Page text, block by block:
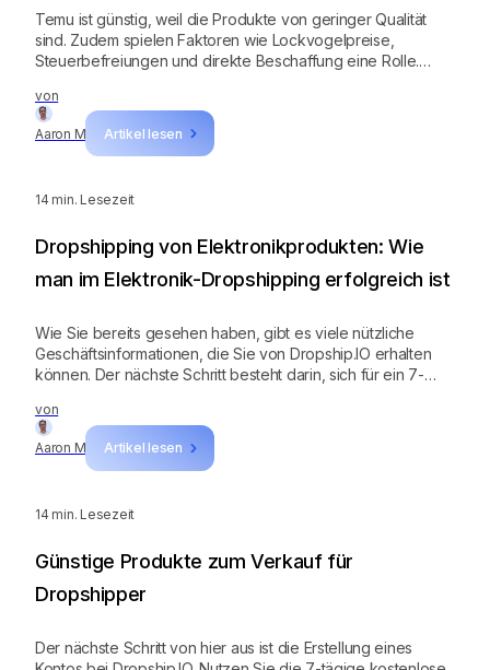
von
Aaron M Artikel lesen
Temu ist günstig, weil die Produkte von geringer Qualität
sind. Zudem spielen Faktoren wie Lockvogelpreise,
Steuerbefreiungen und direkte Beschaffung eine Rolle.
kannst hochwertige, aber günstige Produkte über
Dropship.IO beziehen. Melde dich jetzt an und nutze deine
7-tägige kostenlose Testphase, um erfolgreiche Produkte
14 min. Lesezeit
von
Aaron M Artikel lesen
Dropshipping von Elektronikprodukten: Wie
man im Elektronik-Dropshipping erfolgreich ist
Wie Sie bereits gesehen haben, gibt es viele nützliche
Geschäftsinformationen, die Sie von Dropship.IO erhalten
können. Der nächste Schritt besteht darin, sich für ein 7-
Programm und Sie werden nicht nur gewinnbringende
Produkte, sondern auch die Geheimnisse der größten
Elektronik-Dropshipper der Welt entdecken.
14 min. Lesezeit
Günstige Produkte zum Verkauf für
Dropshipper
Der nächste Schritt von hier aus ist die Erstellung eines